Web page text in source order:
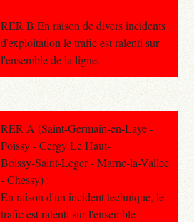
RER B:En raison de divers incidents
d'exploitation le trafic est ralenti sur
l'ensemble de la ligne.
RER A (Saint-Germain-en-Laye -
Poissy - Cergy Le Haut-
Boissy-Saint-Leger - Marne-la-Vallee
- Chessy) :
En raison d'un incident technique, le
trafic est ralenti sur l'ensemble